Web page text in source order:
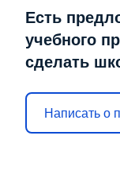
Есть
учебного
сделать
Написать о